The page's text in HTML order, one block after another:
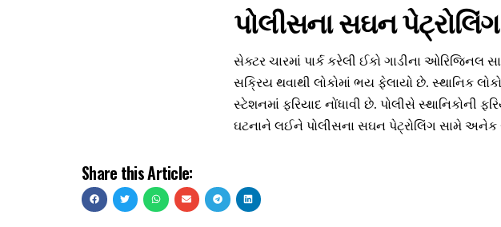
પોલીસના સઘન
સેક્ટર ચારમાં પાર્ક કરેલી ઈકો ગાડીના ઓરિજિનલ
સક્રિય થવાથી લોકોમાં ભય ફેલાયો છે. સ્થાનિક
સ્ટેશનમાં ફરિયાદ નોંધાવી છે. પોલીસે સ્થાનિકોની
ઘટનાને લઈને પોલીસના સઘન પેટ્રોલિંગ સામે અનેક
Share this Article: